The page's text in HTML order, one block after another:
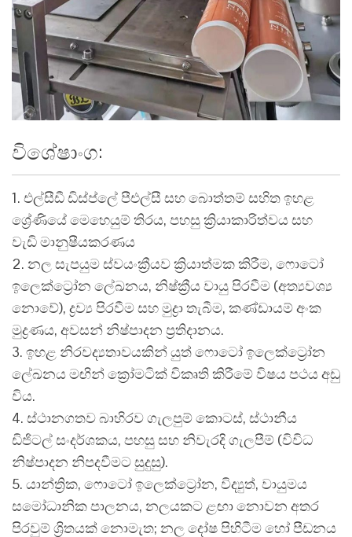
විශේෂාංග:
1. එල්සීඩී ඩිස්ප්ලේ පීඑල්සී සහ බොත්තම් සහිත ඉහළ
ශ්‍රේණියේ මෙහෙයුම් තිරය, පහසු ක්‍රියාකාරිත්වය සහ
වැඩි මානුෂීයකරණය
2. නල සැපයුම ස්වයංක්‍රීයව ක්‍රියාත්මක කිරීම, ෆොටෝ
ඉලෙක්ට්‍රෝන ලේඛනය, නිෂ්ක්‍රීය වායු පිරවීම (අත්‍යවශ්‍ය
නොවේ), ද්‍රව්‍ය පිරවීම සහ මුද්‍රා තැබීම, කණ්ඩායම් අංක
මුද්‍රණය, අවසන් නිෂ්පාදන ප්‍රතිදානය.
3. ඉහළ නිරවද්‍යතාවයකින් යුත් ෆොටෝ ඉලෙක්ට්‍රෝන
ලේඛනය මඟින් ක්‍රෝමටික් විකෘති කිරීමේ විෂය පථය අඩු
විය.
4. ස්ථානගතව බාහිරව ගැලපුම් කොටස්, ස්ථානීය
ඩිජිටල් සංදර්ශකය, පහසු සහ නිවැරදි ගැලපීම් (විවිධ
නිෂ්පාදන නිපදවීමට සුදුසු).
5. යාන්ත්‍රික, ෆොටෝ ඉලෙක්ට්‍රෝන, විද්‍යුත්, වායුමය
සමෝධානික පාලනය, නලයකට ළඟා නොවන අතර
පිරවුම් ශ්‍රිතයක් නොමැත; නල දෝෂ පිහිටීම හෝ පීඩනය